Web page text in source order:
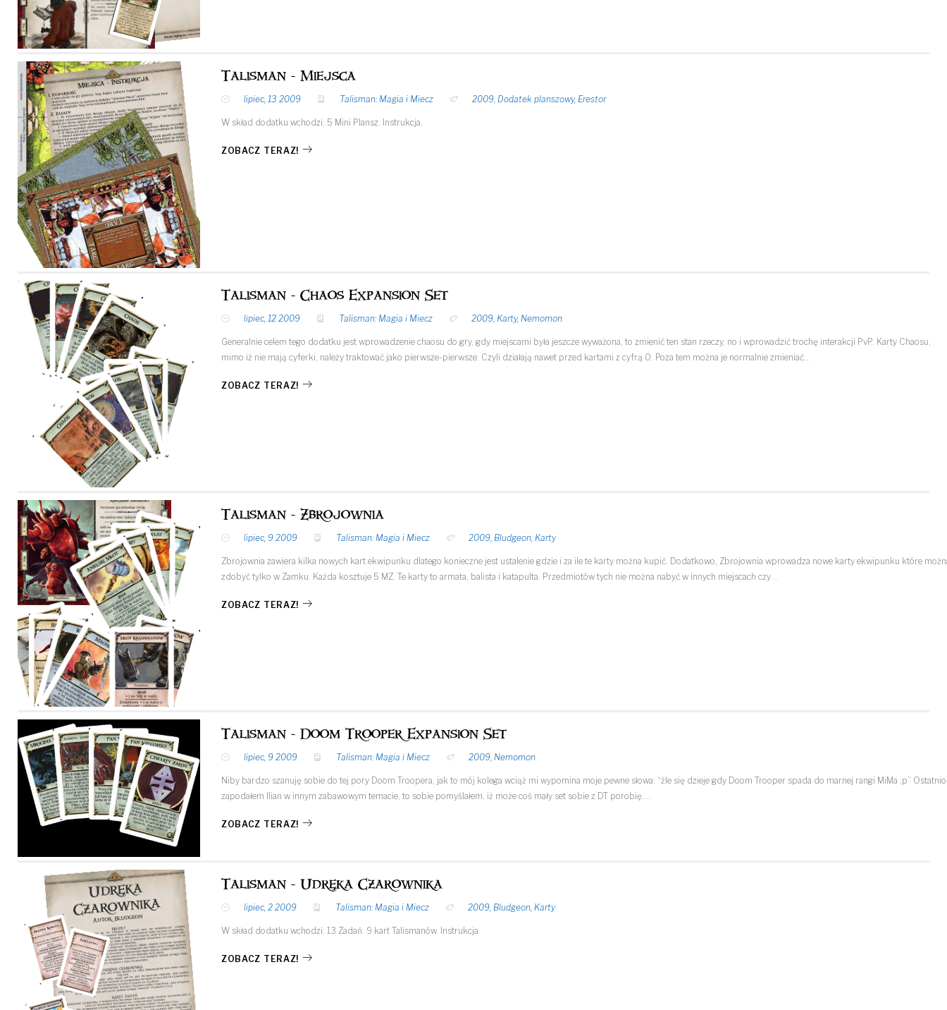
Talisman - Miejsca
lipiec, 13 2009 Talisman: Magia i Miecz 2009, Dodatek planszowy, Erestor
W skład dodatku wchodzi: 5 Mini Plansz. Instrukcja.
ZOBACZ TERAZ!
Talisman - Chaos Expansion Set
lipiec, 12 2009 Talisman: Magia i Miecz 2009, Karty, Nemomon
Generalnie celem tego dodatku jest wprowadzenie chaosu do gry, gdy miejscami była jeszcze wyważona, to zmienić ten stan rzeczy, no i wprowadzić trochę interakcji PvP. Karty Chaosu,
mimo iż nie mają cyferki, należy traktować jako pierwsze-pierwsze. Czyli działają nawet przed kartami z cyfrą 0. Poza tem można je normalnie zmieniać…
ZOBACZ TERAZ!
Talisman - Zbrojownia
lipiec, 9 2009 Talisman: Magia i Miecz 2009, Bludgeon, Karty
Zbrojownia zawiera kilka nowych kart ekwipunku dlatego konieczne jest ustalenie gdzie i za ile te karty można kupić. Dodatkowo, Zbrojownia wprowadza nowe karty ekwipunku które
zdobyć tylko w Zamku. Każda kosztuje 5 MZ. Te karty to armata, balista i katapulta. Przedmiotów tych nie można nabyć w innych miejscach czy…
ZOBACZ TERAZ!
Talisman - Doom Trooper Expansion Set
lipiec, 9 2009 Talisman: Magia i Miecz 2009, Nemomon
Niby bardzo szanuję sobie do tej pory Doom Troopera, jak to mój kolega wciąż mi wypomina moje pewne słowa: “źle się dzieje gdy Doom Trooper spada do marnej rangi MiMa ;p” Ostatnio
zapodałem Ilian w innym zabawowym temacie, to sobie pomyślałem, iż może coś mały set sobie z DT porobię.…
ZOBACZ TERAZ!
Talisman - Udręka Czarownika
lipiec, 2 2009 Talisman: Magia i Miecz 2009, Bludgeon, Karty
W skład dodatku wchodzi: 13 Zadań. 9 kart Talismanów. Instrukcja.
ZOBACZ TERAZ!